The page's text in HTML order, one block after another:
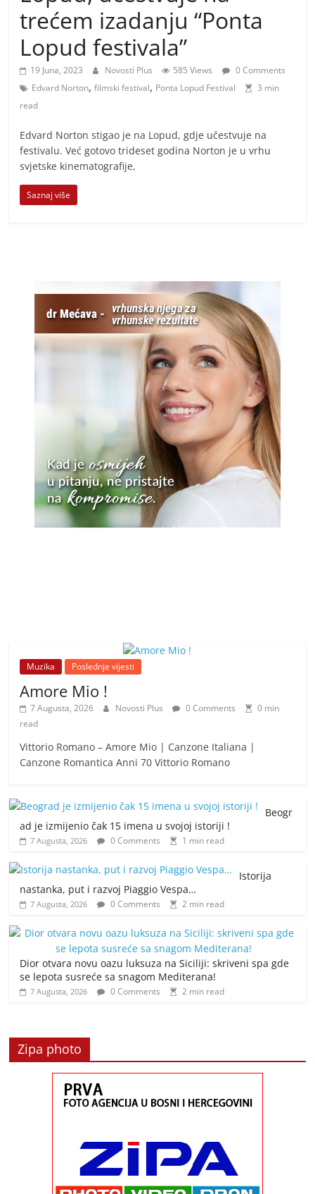
i
t
i
n
v
i
trećem izadanju “Ponta
Lopud festivala”
19 Juna, 2023 Novosti Plus 585 Views
0 Comments
Edvard Norton,filmski festival, Ponta Lopud Festival
3 min
read
Edvard Norton stigao je na Lopud, gdje učestvuje na
festivalu. Već gotovo trideset godina Norton je u vrhu
svjetske kinematografije,
Saznaj više
Muzika Poslednje vijesti
Amore Mio !
7 Augusta, 2026 Novosti Plus 0 Comments
0 min
read
Vittorio Romano – Amore Mio | Canzone Italiana |
Canzone Romantica Anni 70 Vittorio Romano
Beogr
ad je izmijenio čak 15 imena u svojoj istoriji !
7 Augusta, 2026 0 Comments 1 min read
Istorija
nastanka, put i razvoj Piaggio Vespa…
7 Augusta, 2026 0 Comments 2 min read
Dior otvara novu oazu luksuza na Siciliji: skriveni spa gde
se lepota susreće sa snagom Mediterana!
7 Augusta, 2026 0 Comments 2 min read
Zipa photo